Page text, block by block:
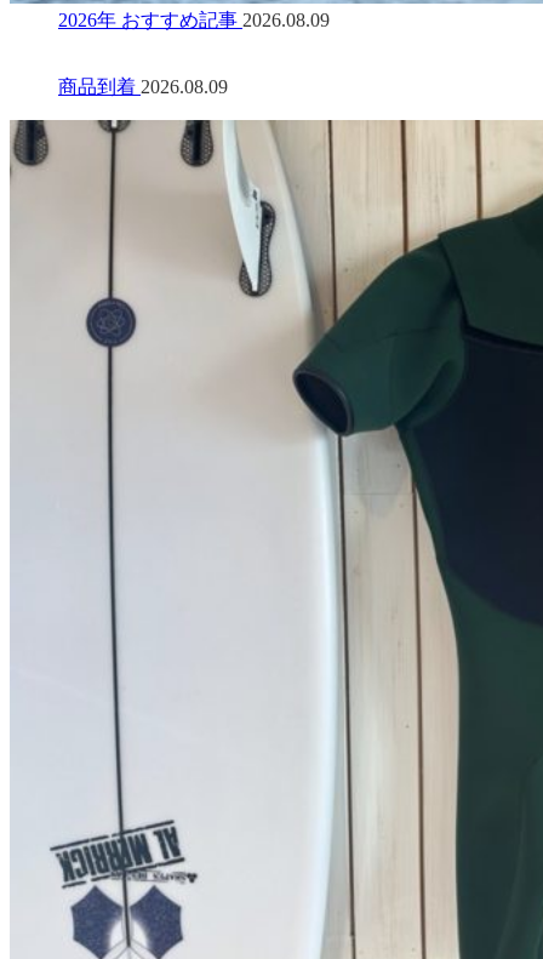
2026年 おすすめ記事 2026.08.09
商品到着 2026.08.09